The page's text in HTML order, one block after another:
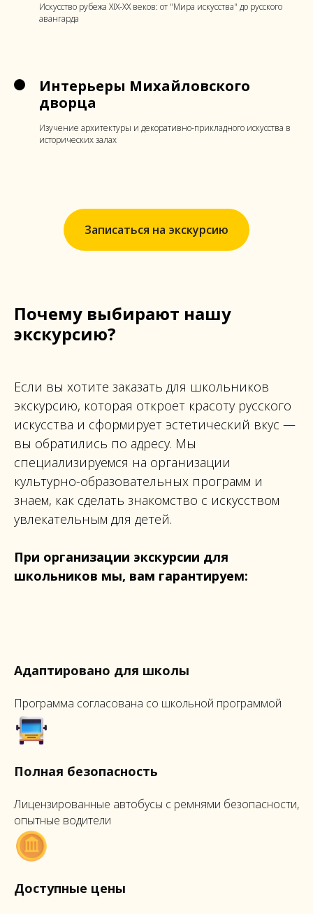
Искусство рубежа XIX-XX веков: от "Мира искусства" до русского
авангарда
Интерьеры Михайловского
дворца
Изучение архитектуры и декоративно-прикладного искусства в
исторических залах
Записаться на экскурсию
Почему выбирают нашу
экскурсию?
Если вы хотите заказать для школьников
экскурсию, которая откроет красоту русского
искусства и сформирует эстетический вкус —
вы обратились по адресу. Мы
специализируемся на организации
культурно-образовательных программ и
знаем, как сделать знакомство с искусством
увлекательным для детей.
При организации экскурсии для
школьников мы, вам гарантируем:
Адаптировано для школы
Программа согласована со школьной программой
Полная безопасность
Лицензированные автобусы с ремнями безопасности,
опытные водители
Доступные цены